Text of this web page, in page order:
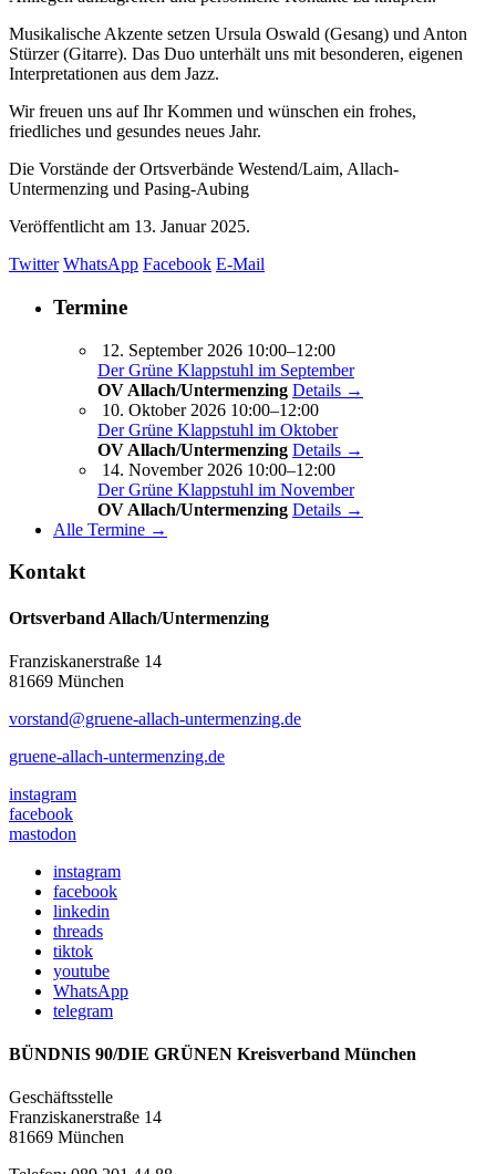
Musikalische Akzente setzen Ursula Oswald (Gesang) und Anton
Stürzer (Gitarre). Das Duo unterhält uns mit besonderen, eigenen
Interpretationen aus dem Jazz.
Wir freuen uns auf Ihr Kommen und wünschen ein frohes,
friedliches und gesundes neues Jahr.
Die Vorstände der Ortsverbände Westend/Laim, Allach-
Untermenzing und Pasing-Aubing
Veröffentlicht am 13. Januar 2025.
Twitter WhatsApp Facebook E-Mail
Termine
12. September 2026 10:00–12:00
Der Grüne Klappstuhl im September
OV Allach/Untermenzing Details →
10. Oktober 2026 10:00–12:00
Der Grüne Klappstuhl im Oktober
OV Allach/Untermenzing Details →
14. November 2026 10:00–12:00
Der Grüne Klappstuhl im November
OV Allach/Untermenzing Details →
Alle Termine →
Kontakt
Ortsverband Allach/Untermenzing
Franziskanerstraße 14
81669 München
vorstand@gruene-allach-untermenzing.de
gruene-allach-untermenzing.de
instagram
facebook
mastodon
instagram
facebook
linkedin
threads
tiktok
youtube
WhatsApp
telegram
BÜNDNIS 90/DIE GRÜNEN Kreisverband München
Geschäftsstelle
Franziskanerstraße 14
81669 München